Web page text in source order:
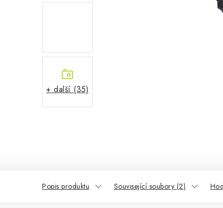
+ další (35)
Popis produktu Související soubory (2)